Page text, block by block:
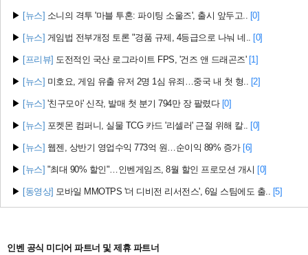
▶ [뉴스] 소니의 격투 '마블 투혼: 파이팅 소울즈', 출시 앞두고.. [0]
▶ [뉴스] 게임법 전부개정 토론 "경품 규제, 4등급으로 나눠 네.. [0]
▶ [프리뷰] 도전적인 국산 로그라이트 FPS, '건즈 앤 드래곤즈' [1]
▶ [뉴스] 미호요, 게임 유출 유저 2명 1심 유죄…중국 내 첫 형.. [2]
▶ [뉴스] '친구모아' 신작, 발매 첫 분기 794만 장 팔렸다 [0]
▶ [뉴스] 포켓몬 컴퍼니, 실물 TCG 카드 '리셀러' 근절 위해 칼.. [0]
▶ [뉴스] 웹젠, 상반기 영업수익 773억 원…순이익 89% 증가 [6]
▶ [뉴스] "최대 90% 할인"…인벤게임즈, 8월 할인 프로모션 개시 [0]
▶ [동영상] 모바일 MMOTPS '더 디비전 리서전스', 6일 스팀에도 출.. [5]
인벤 공식 미디어 파트너 및 제휴 파트너